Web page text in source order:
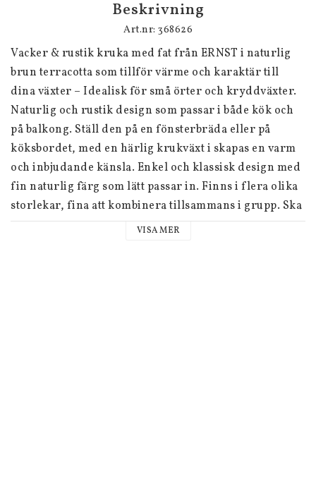
Beskrivning
Art.nr: 368626
Vacker & rustik kruka med fat från ERNST i naturlig
brun terracotta som tillför värme och karaktär till
dina växter – Idealisk för små örter och kryddväxter.
Naturlig och rustik design som passar i både kök och
på balkong. Ställ den på en fönsterbräda eller på
köksbordet, med en härlig krukväxt i skapas en varm
och inbjudande känsla. Enkel och klassisk design med
fin naturlig färg som lätt passar in. Finns i flera olika
storlekar, fina att kombinera tillsammans i grupp. Ska
förvaras inomhus under vintertid.
VISA MER